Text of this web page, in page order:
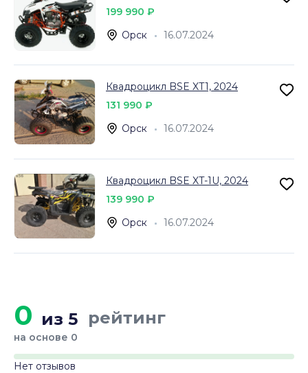
199 990 ₽
Орск
16.07.2024
Квадроцикл BSE XT1, 2024
131 990 ₽
Орск
16.07.2024
Квадроцикл BSE XT-1U, 2024
139 990 ₽
Орск
16.07.2024
0 из 5 рейтинг
на основе 0
Нет отзывов